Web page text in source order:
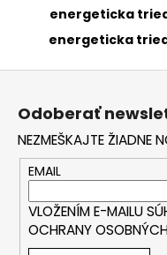
energeticka
energeticka
Odoberať
NEZMEŠKAJTE ŽIADNE
EMAIL
VLOŽENÍM E-MAILU
OCHRANY